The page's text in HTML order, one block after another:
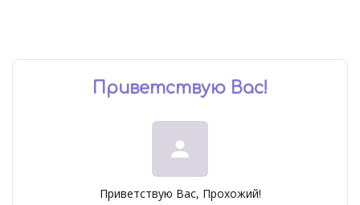
Приветствую Вас!
person
Приветствую Вас, Прохожий!